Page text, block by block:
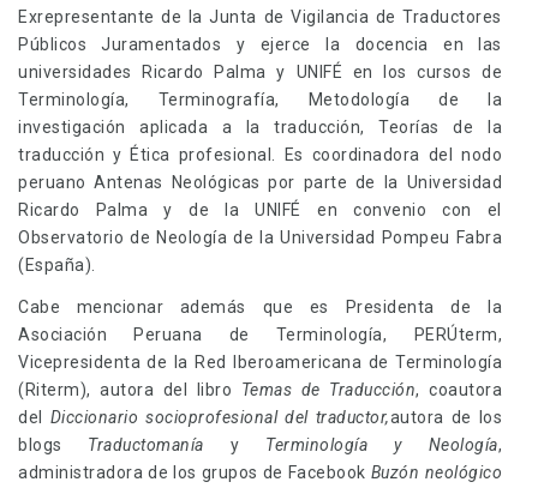
Exrepresentante de la Junta de Vigilancia de Traductores
Públicos Juramentados y ejerce la docencia en las
universidades Ricardo Palma y UNIFÉ en los cursos de
Terminología, Terminografía, Metodología de la
investigación aplicada a la traducción, Teorías de la
traducción y Ética profesional. Es coordinadora del nodo
peruano Antenas Neológicas por parte de la Universidad
Ricardo Palma y de la UNIFÉ en convenio con el
Observatorio de Neología de la Universidad Pompeu Fabra
(España).
Cabe mencionar además que es Presidenta de la
Asociación Peruana de Terminología, PERÚterm,
Vicepresidenta de la Red Iberoamericana de Terminología
(Riterm), autora del libro Temas de Traducción, coautora
del Diccionario socioprofesional del traductor,autora de los
blogs Traductomanía y Terminología y Neología,
administradora de los grupos de Facebook Buzón neológico